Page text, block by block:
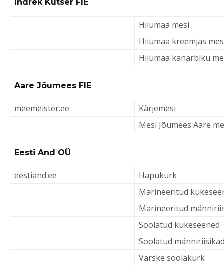
Indrek Kutser FIE
Hiiumaa mesi
Hiiumaa kreemjas
Hiiumaa
Aare Jõumees FIE
meemeister.ee
Kärjemesi
Mesi Jõumees Aare
Eesti And OÜ
eestiand.ee
Hapukurk
Marineeritud
Marineeritud
Soolatud kukeseened
Soolatud
Värske soolakurk